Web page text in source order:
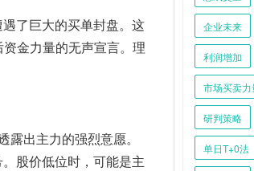
了巨大的买单封盘。这
金力量的无声宣言。理
出主力的强烈意愿。
股价低位时，可能是主
企业未来
利润增加
市场买卖
研判策略
单日T+0法